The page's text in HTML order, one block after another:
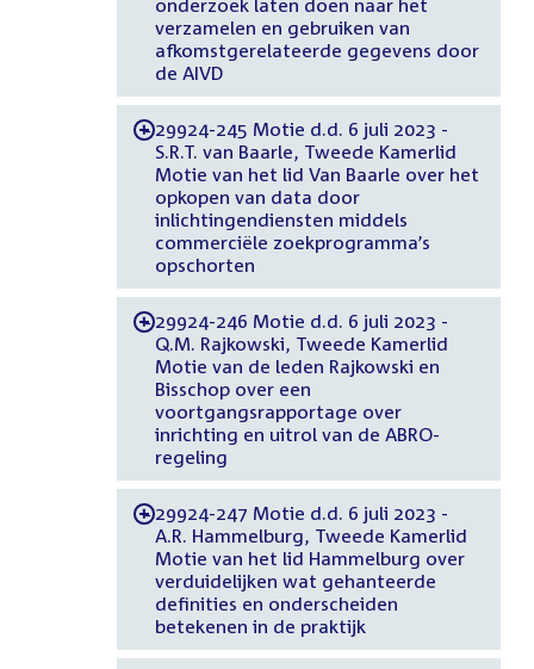
onderzoek laten doen naar het
verzamelen en gebruiken van
afkomstgerelateerde gegevens door
de AIVD
-29924-245 Motie d.d. 6 juli 2023 -
S.R.T. van Baarle, Tweede Kamerlid
Motie van het lid Van Baarle over het
opkopen van data door
inlichtingendiensten middels
commerciële zoekprogramma’s
opschorten
-29924-246 Motie d.d. 6 juli 2023 -
Q.M. Rajkowski, Tweede Kamerlid
Motie van de leden Rajkowski en
Bisschop over een
voortgangsrapportage over
inrichting en uitrol van de ABRO-
regeling
-29924-247 Motie d.d. 6 juli 2023 -
A.R. Hammelburg, Tweede Kamerlid
Motie van het lid Hammelburg over
verduidelijken wat gehanteerde
definities en onderscheiden
betekenen in de praktijk